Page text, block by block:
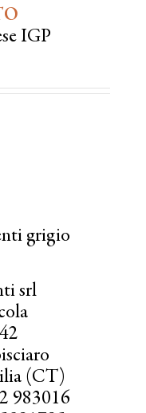
IGP
srl
(CT)
983016